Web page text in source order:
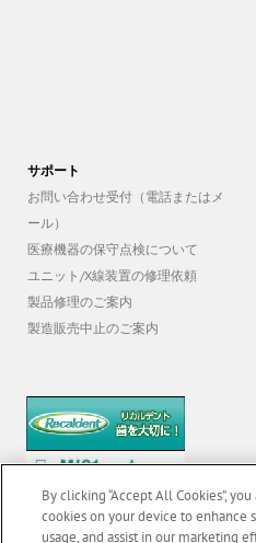
サポート
お問い合わせ受付（電話またはメ
ール）
医療機器の保守点検について
ユニット/X線装置の修理依頼
製品修理のご案内
製造販売中止のご案内
By clicking “Accept All Cookies”,
cookies on your device to enhance
usage, and assist in our marketing